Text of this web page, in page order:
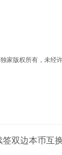
家版权所有，未经
双边本币互